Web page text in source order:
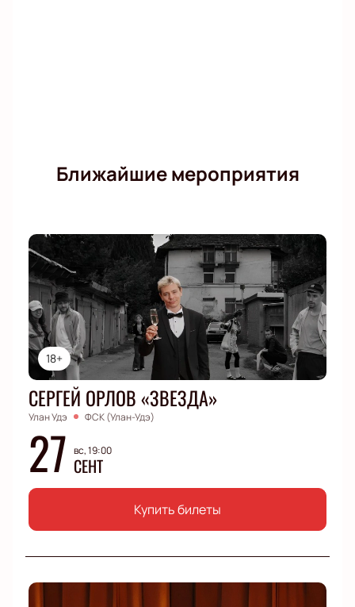
Ближайшие мероприятия
18+
СЕРГЕЙ ОРЛОВ «ЗВЕЗДА»
Улан Удэ ФСК (Улан-Удэ)
27 вс, 19:00
СЕНТ
Купить билеты